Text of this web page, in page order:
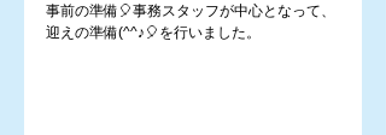
事前の準備🎈事務スタッフが中心となって、
迎えの準備(^^♪🎈を行いました。